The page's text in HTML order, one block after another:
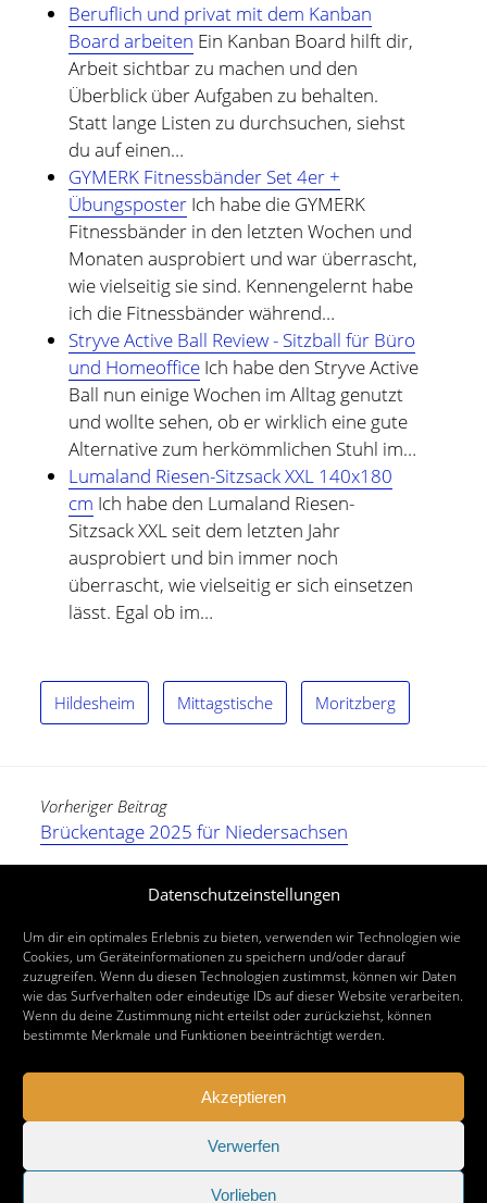
Datenschutzeinstellungen
Um dir ein optimales Erlebnis zu bieten, verwenden wir Technologien wie
Cookies, um Geräteinformationen zu speichern und/oder darauf
zuzugreifen. Wenn du diesen Technologien zustimmst, können wir Daten
wie das Surfverhalten oder eindeutige IDs auf dieser Website verarbeiten.
Wenn du deine Zustimmung nicht erteilst oder zurückziehst, können
bestimmte Merkmale und Funktionen beeinträchtigt werden.
Akzeptieren
Verwerfen
Vorlieben
Beruflich und privat mit dem Kanban
Board arbeiten Ein Kanban Board hilft dir,
Arbeit sichtbar zu machen und den
Überblick über Aufgaben zu behalten.
Statt lange Listen zu durchsuchen, siehst
du auf einen…
GYMERK Fitnessbänder Set 4er +
ÜbungsposterIch habe die GYMERK
Fitnessbänder in den letzten Wochen und
Monaten ausprobiert und war überrascht,
wie vielseitig sie sind. Kennengelernt habe
ich die Fitnessbänder während…
Stryve Active Ball Review - Sitzball für Büro
und HomeofficeIch habe den Stryve Active
Ball nun einige Wochen im Alltag genutzt
und wollte sehen, ob er wirklich eine gute
Alternative zum herkömmlichen Stuhl im…
Lumaland Riesen-Sitzsack XXL 140x180
cm Ich habe den Lumaland Riesen-
Sitzsack XXL seit dem letzten Jahr
ausprobiert und bin immer noch
überrascht, wie vielseitig er sich einsetzen
lässt. Egal ob im…
Hildesheim Mittagstische Moritzberg
Vorheriger Beitrag
Brückentage 2025 für Niedersachsen
Nächster Beitrag
Magdalenengartenfest 2025 in Hildesheim